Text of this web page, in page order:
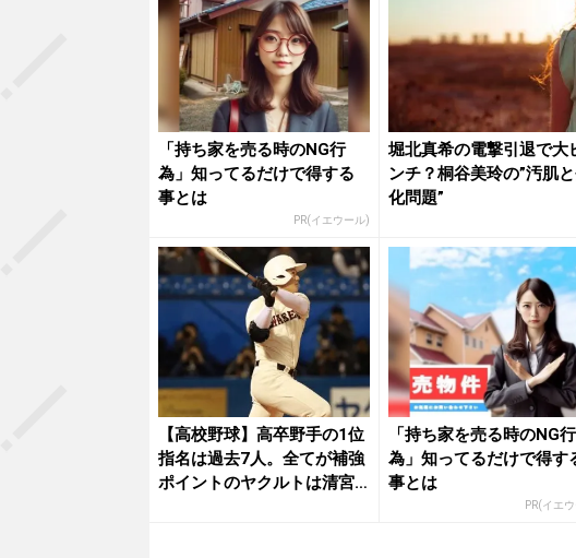
「持ち家を売る時のNG行
為」知ってるだけで得する
事とは
PR(イエウール)
堀北真希の電撃引退で大
ンチ？桐谷美玲の”汚肌
化問題”
【高校野球】高卒野手の1位
指名は過去7人。全てが補強
ポイントのヤクルトは清宮
「持ち家を売る時のNG行
為」知ってるだけで得す
事とは
PR(イエ